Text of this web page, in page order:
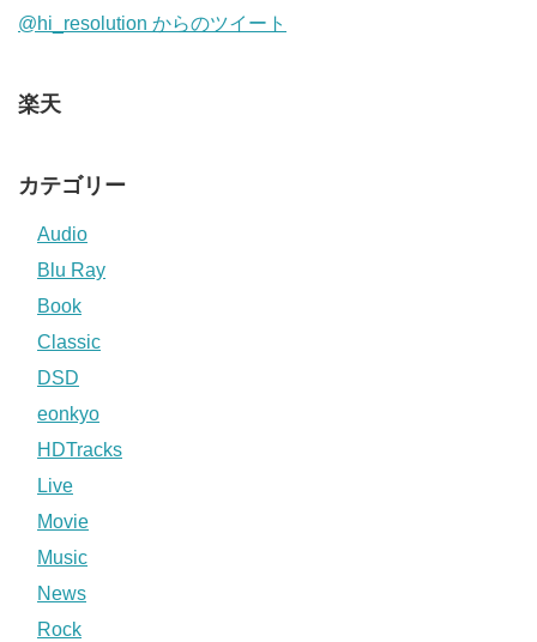
@hi_resolution からのツイート
楽天
カテゴリー
Audio
Blu Ray
Book
Classic
DSD
eonkyo
HDTracks
Live
Movie
Music
News
Rock